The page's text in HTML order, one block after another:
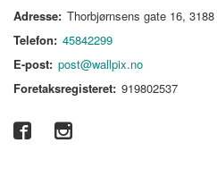
Adresse: Thorbjørnsens gate 16,
Telefon: 45842299
E-post: post@wallpix.no
Foretaksregisteret: 919802537